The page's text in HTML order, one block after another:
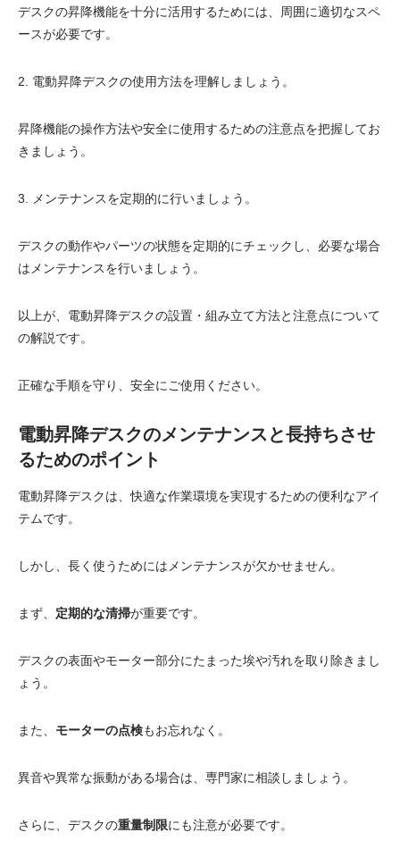
デスクの昇降機能を十分に活用するためには、周囲に適切なスペ
ースが必要です。
2. 電動昇降デスクの使用方法を理解しましょう。
昇降機能の操作方法や安全に使用するための注意点を把握してお
きましょう。
3. メンテナンスを定期的に行いましょう。
デスクの動作やパーツの状態を定期的にチェックし、必要な場合
はメンテナンスを行いましょう。
以上が、電動昇降デスクの設置・組み立て方法と注意点について
の解説です。
正確な手順を守り、安全にご使用ください。
電動昇降デスクのメンテナンスと長持ちさせ
るためのポイント
電動昇降デスクは、快適な作業環境を実現するための便利なアイ
テムです。
しかし、長く使うためにはメンテナンスが欠かせません。
まず、 定期的な清掃が重要です。
デスクの表面やモーター部分にたまった埃や汚れを取り除きまし
ょう。
また、 モーターの点検もお忘れなく。
異音や異常な振動がある場合は、専門家に相談しましょう。
さらに、デスクの重量制限にも注意が必要です。